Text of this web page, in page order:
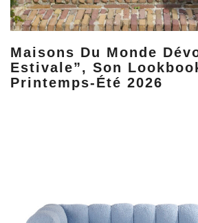
Maisons Du Monde
Estivale”, Son
Printemps-Été 2026